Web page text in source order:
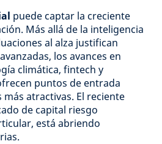
puede captar la creciente
Más allá de la inteligencia
al alza justifican
los avances en
climática, fintech y
puntos de entrada
más atractivas. El reciente
de capital riesgo
está abriendo